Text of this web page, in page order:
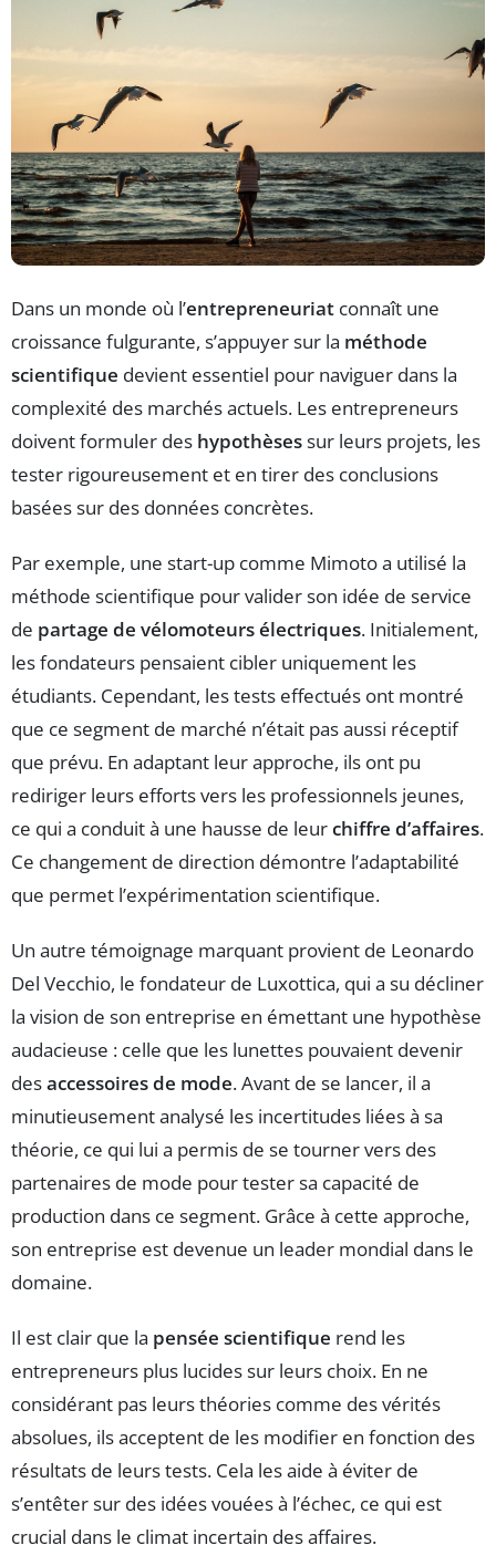
Dans un monde où l’entrepreneuriat connaît une
croissance fulgurante, s’appuyer sur la méthode
scientifique devient essentiel pour naviguer dans la
complexité des marchés actuels. Les entrepreneurs
doivent formuler des hypothèsessur leurs projets, les
tester rigoureusement et en tirer des conclusions
basées sur des données concrètes.
Par exemple, une start-up comme Mimoto a utilisé la
méthode scientifique pour valider son idée de service
de partage de vélomoteurs électriques. Initialement,
les fondateurs pensaient cibler uniquement les
étudiants. Cependant, les tests effectués ont montré
que ce segment de marché n’était pas aussi réceptif
que prévu. En adaptant leur approche, ils ont pu
rediriger leurs efforts vers les professionnels jeunes,
ce qui a conduit à une hausse de leurchiffre d’affaires.
Ce changement de direction démontre l’adaptabilité
que permet l’expérimentation scientifique.
Un autre témoignage marquant provient de Leonardo
Del Vecchio, le fondateur de Luxottica, qui a su décliner
la vision de son entreprise en émettant une hypothèse
audacieuse : celle que les lunettes pouvaient devenir
desaccessoires de mode. Avant de se lancer, il a
minutieusement analysé les incertitudes liées à sa
théorie, ce qui lui a permis de se tourner vers des
partenaires de mode pour tester sa capacité de
production dans ce segment. Grâce à cette approche,
son entreprise est devenue un leader mondial dans le
domaine.
Il est clair que la pensée scientifique rend les
entrepreneurs plus lucides sur leurs choix. En ne
considérant pas leurs théories comme des vérités
absolues, ils acceptent de les modifier en fonction des
résultats de leurs tests. Cela les aide à éviter de
s’entêter sur des idées vouées à l’échec, ce qui est
crucial dans le climat incertain des affaires.